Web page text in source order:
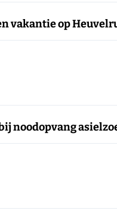
vakantie op
noodopvang